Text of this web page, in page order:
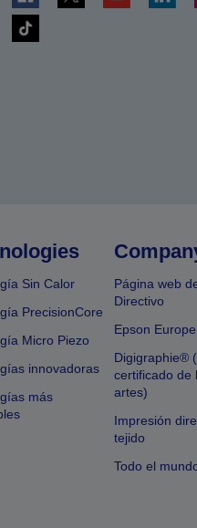
Sin Calor
PrecisionCore
Micro Piezo
innovadoras
más
Página web
Directivo
Epson
Digigraphie®
certificado de
artes)
Impresión
tejido
Todo el